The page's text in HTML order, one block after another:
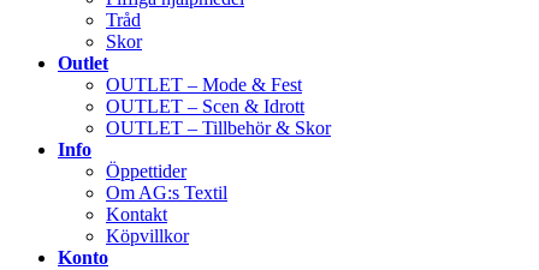
Tråd
Skor
Outlet
OUTLET – Mode & Fest
OUTLET – Scen & Idrott
OUTLET – Tillbehör & Skor
Info
Öppettider
Om AG:s Textil
Kontakt
Köpvillkor
Konto